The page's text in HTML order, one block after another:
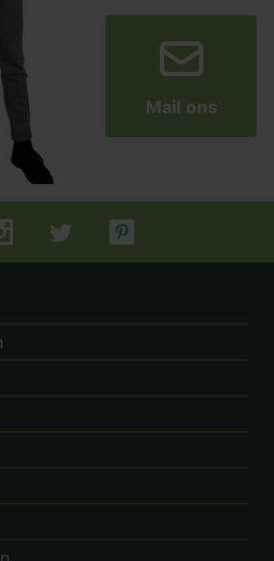
Mail ons
op Facebookop Instagram
Tuincentrum.nl op Twitter
Tuincentrum.nl op